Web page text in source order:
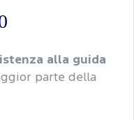
alla guida
parte della